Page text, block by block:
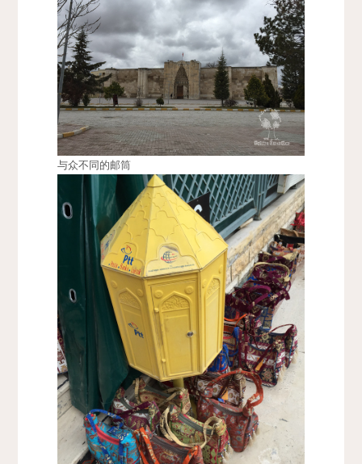
与众不同的邮筒